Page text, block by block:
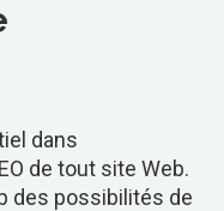
dans
de tout site Web.
des possibilités de